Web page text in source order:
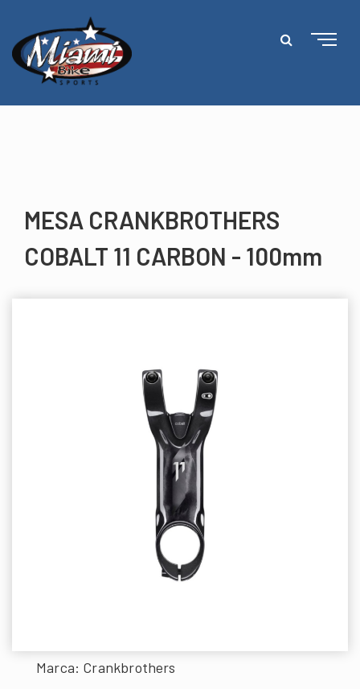
MESA CRANKBROTHERS
COBALT 11 CARBON - 100mm
Marca: Crankbrothers